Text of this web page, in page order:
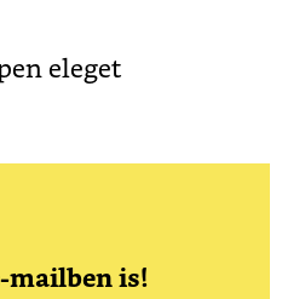
eleget
mailben is!